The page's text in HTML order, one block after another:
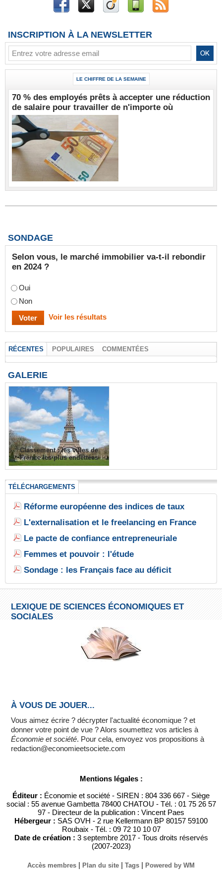
INSCRIPTION À LA NEWSLETTER
LE CHIFFRE DE LA SEMAINE
70 % des employés prêts à accepter une réduction
de salaire pour travailler de n'importe où
SONDAGE
Selon vous, le marché immobilier va-t-il rebondir
en 2024 ?
Oui
Non
Voir les résultats
RÉCENTES POPULAIRES COMMENTÉES
GALERIE
Classement : les villes de
France les plus endettées
TÉLÉCHARGEMENTS
Réforme européenne des indices de taux
L'externalisation et le freelancing en France
Le pacte de confiance entrepreneuriale
Femmes et pouvoir : l'étude
Sondage : les Français face au déficit
LEXIQUE DE SCIENCES ÉCONOMIQUES ET
SOCIALES
À VOUS DE JOUER...
Vous aimez écrire ? décrypter l'actualité économique ? et
donner votre point de vue ? Alors soumettez vos articles à
Économie et société. Pour cela, envoyez vos propositions à
redaction@economieetsociete.com
Mentions légales :
Éditeur : Économie et société - SIREN : 804 336 667 - Siège
social : 55 avenue Gambetta 78400 CHATOU - Tél. : 01 75 26 57
97 - Directeur de la publication : Vincent Paes
Hébergeur : SAS OVH - 2 rue Kellermann BP 80157 59100
Roubaix - Tél. : 09 72 10 10 07
Date de création : 3 septembre 2017 - Tous droits réservés
(2007-2023)
Accès membres | Plan du site | Tags | Powered by WM